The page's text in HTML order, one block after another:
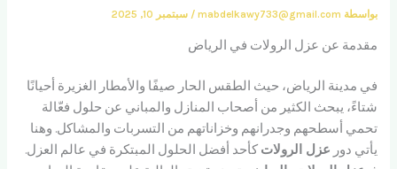
بواسطة mabdelkawy733@gmail.com
/سبتمبر 10, 2025
مقدمة عن عزل الرولات في الرياض
في مدينة الرياض، حيث الطقس الحار صيفًا والأمطار الغزيرة أحيانًا
شتاءً، يبحث الكثير من أصحاب المنازل والمباني عن حلول فعّالة
تحمي أسطحهم وجدرانهم وخزاناتهم من التسربات والمشاكل. وهنا
يأتي دور عزل الرولات كأحد أفضل الحلول المبتكرة في عالم العزل.